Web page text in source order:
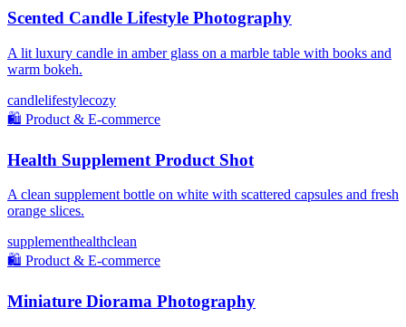
Scented Candle Lifestyle Photography
A lit luxury candle in amber glass on a marble table with books and
warm bokeh.
candlelifestylecozy
🛍️ Product & E-commerce
Health Supplement Product Shot
A clean supplement bottle on white with scattered capsules and fresh
orange slices.
supplementhealthclean
🛍️ Product & E-commerce
Miniature Diorama Photography